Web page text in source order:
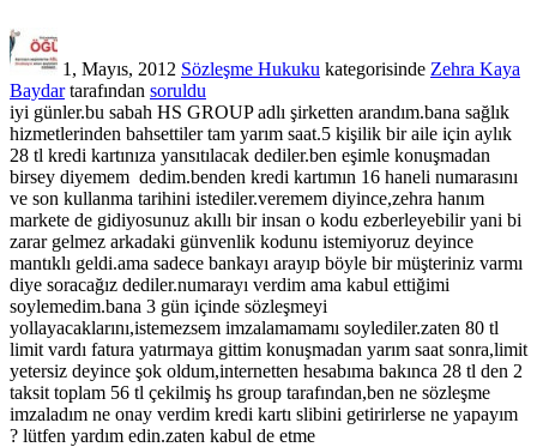
1, Mayıs, 2012 Sözleşme Hukuku kategorisinde Zehra Kaya
Baydar tarafından soruldu
iyi günler.bu sabah HS GROUP adlı şirketten arandım.bana sağlık
hizmetlerinden bahsettiler tam yarım saat.5 kişilik bir aile için aylık
28 tl kredi kartınıza yansıtılacak dediler.ben eşimle konuşmadan
birsey diyemem dedim.benden kredi kartımın 16 haneli numarasını
ve son kullanma tarihini istediler.veremem diyince,zehra hanım
markete de gidiyosunuz akıllı bir insan o kodu ezberleyebilir yani bi
zarar gelmez arkadaki günvenlik kodunu istemiyoruz deyince
mantıklı geldi.ama sadece bankayı arayıp böyle bir müşteriniz varmı
diye soracağız dediler.numarayı verdim ama kabul ettiğimi
soylemedim.bana 3 gün içinde sözleşmeyi
yollayacaklarını,istemezsem imzalamamamı soylediler.zaten 80 tl
limit vardı fatura yatırmaya gittim konuşmadan yarım saat sonra,limit
yetersiz deyince şok oldum,internetten hesabıma bakınca 28 tl den 2
taksit toplam 56 tl çekilmiş hs group tarafından,ben ne sözleşme
imzaladım ne onay verdim kredi kartı slibini getirirlerse ne yapayım
? lütfen yardım edin.zaten kabul de etme